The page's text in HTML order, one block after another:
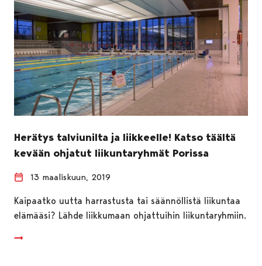
Herätys talviunilta ja liikkeelle! Katso täältä
kevään ohjatut liikuntaryhmät Porissa
13 maaliskuun, 2019
Kaipaatko uutta harrastusta tai säännöllistä liikuntaa
elämääsi? Lähde liikkumaan ohjattuihin liikuntaryhmiin.